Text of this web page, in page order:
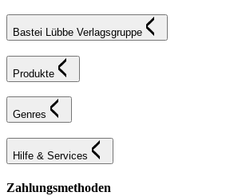
Bastei Lübbe Verlagsgruppe
Produkte
Genres
Hilfe & Services
Zahlungsmethoden